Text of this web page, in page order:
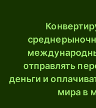
отправлять
деньги и
мира в